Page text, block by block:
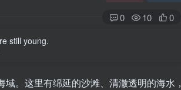
0 10 0
still young.
。这里有绵延的沙滩、清澈透明的海水，